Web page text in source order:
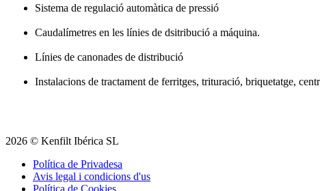
Sistema de regulació automàtica de pressió
Caudalímetres en les línies de dsitribució a máquina.
Línies de canonades de distribució
Instalacions de tractament de ferritges, trituració, briquetatge,
2026 © Kenfilt Ibérica SL
Política de Privadesa
Avis legal i condicions d'us
Política de Cookies